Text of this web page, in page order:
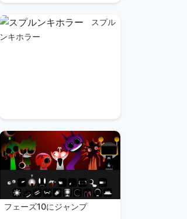
スプル
ンキホラー
フェーズ10にジャンプ